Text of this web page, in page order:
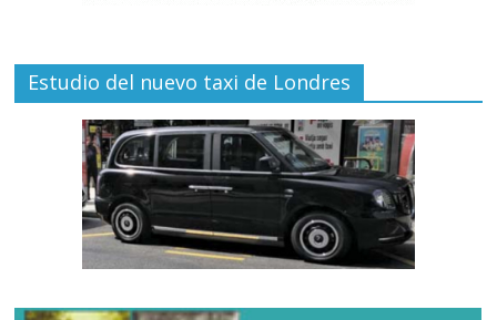
Estudio del nuevo taxi de Londres